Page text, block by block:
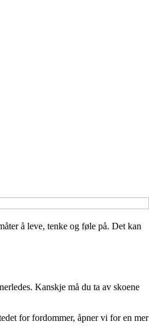
å leve, tenke og føle på. Det kan
Kanskje må du ta av skoene
for fordommer, åpner vi for en mer